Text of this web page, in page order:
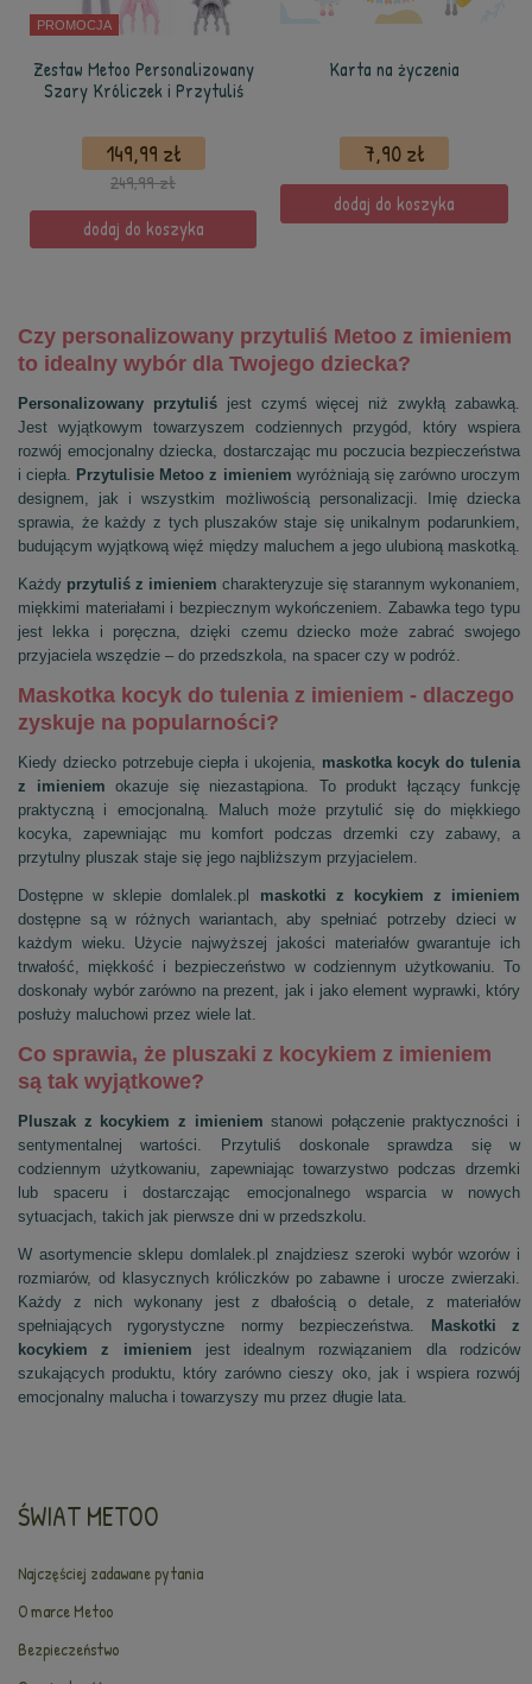
PROMOCJA
Zestaw Metoo Personalizowany
Szary Króliczek i Przytuliś
149,99 zł
249,99 zł
dodaj do koszyka
Karta na życzenia
7,90 zł
dodaj do koszyka
Czy personalizowany przytuliś Metoo z imieniem
to idealny wybór dla Twojego dziecka?
Personalizowany przytuliśjest czymś więcej niż zwykłą zabawką.
Jest wyjątkowym towarzyszem codziennych przygód, który wspiera
rozwój emocjonalny dziecka, dostarczając mu poczucia bezpieczeństwa
i ciepła. Przytulisie Metoo z imieniem wyróżniają się zarówno uroczym
designem, jak i wszystkim możliwością personalizacji. Imię dziecka
sprawia, że każdy z tych pluszaków staje się unikalnym podarunkiem,
budującym wyjątkową więź między maluchem a jego ulubioną maskotką.
Każdy przytuliś z imieniem charakteryzuje się starannym wykonaniem,
miękkimi materiałami i bezpiecznym wykończeniem. Zabawka tego typu
jest lekka i poręczna, dzięki czemu dziecko może zabrać swojego
przyjaciela wszędzie – do przedszkola, na spacer czy w podróż.
Maskotka kocyk do tulenia z imieniem - dlaczego
zyskuje na popularności?
Kiedy dziecko potrzebuje ciepła i ukojenia, maskotka kocyk do tulenia
z imieniem okazuje się niezastąpiona. To produkt łączący funkcję
praktyczną i emocjonalną. Maluch może przytulić się do miękkiego
kocyka, zapewniając mu komfort podczas drzemki czy zabawy, a
przytulny pluszak staje się jego najbliższym przyjacielem.
Dostępne w sklepie domlalek.pl
maskotki z kocykiem z imieniem
dostępne są w różnych wariantach, aby spełniać potrzeby dzieci w
każdym wieku. Użycie najwyższej jakości materiałów gwarantuje ich
trwałość, miękkość i bezpieczeństwo w codziennym użytkowaniu. To
doskonały wybór zarówno na prezent, jak i jako element wyprawki, który
posłuży maluchowi przez wiele lat.
Co sprawia, że pluszaki z kocykiem z imieniem
są tak wyjątkowe?
Pluszak z kocykiem z imieniem stanowi połączenie praktyczności i
sentymentalnej wartości. Przytuliś doskonale sprawdza się w
codziennym użytkowaniu, zapewniając towarzystwo podczas drzemki
lub spaceru i dostarczając emocjonalnego wsparcia w nowych
sytuacjach, takich jak pierwsze dni w przedszkolu.
W asortymencie sklepu domlalek.pl znajdziesz szeroki wybór wzorów i
rozmiarów, od klasycznych króliczków po zabawne i urocze zwierzaki.
Każdy z nich wykonany jest z dbałością o detale, z materiałów
spełniających rygorystyczne normy bezpieczeństwa.
Maskotki z
kocykiem z imieniem jest idealnym rozwiązaniem dla rodziców
szukających produktu, który zarówno cieszy oko, jak i wspiera rozwój
emocjonalny malucha i towarzyszy mu przez długie lata.
ŚWIAT METOO
Najczęściej zadawane pytania
O marce Metoo
Bezpieczeństwo